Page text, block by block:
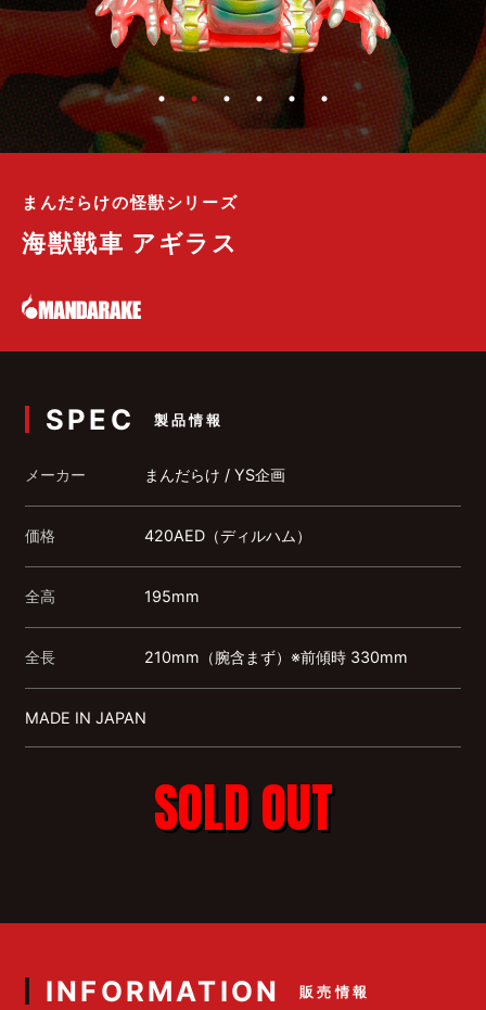
まんだらけの怪獣シリーズ
海獣戦車 アギラス
SPEC 製品情報
メーカー まんだらけ / YS企画
価格 420AED（ディルハム）
全高 195mm
全長 210mm（腕含まず）※前傾時 330mm
MADE IN JAPAN
SOLD OUT
INFORMATION 販売情報